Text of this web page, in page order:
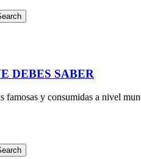
DEBES SABER
famosas y consumidas a nivel